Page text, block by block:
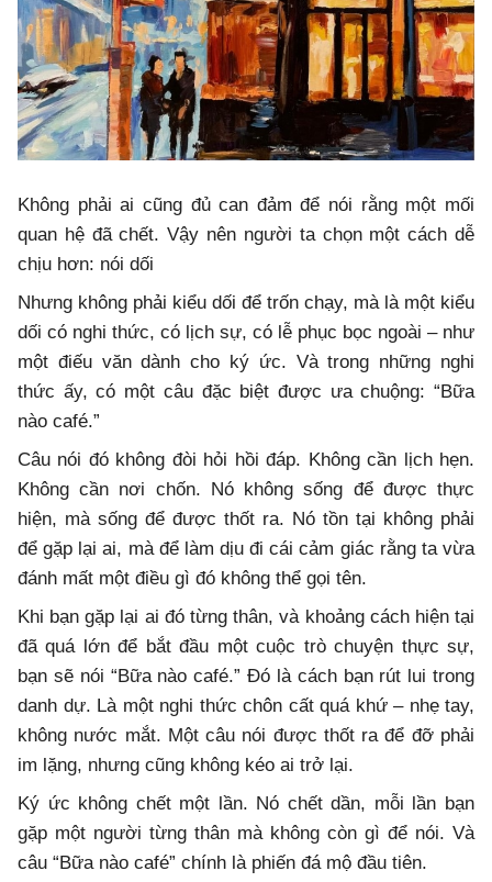
Không phải ai cũng đủ can đảm để nói rằng một mối
quan hệ đã chết. Vậy nên người ta chọn một cách dễ
chịu hơn: nói dối
Nhưng không phải kiểu dối để trốn chạy, mà là một kiểu
dối có nghi thức, có lịch sự, có lễ phục bọc ngoài – như
một điếu văn dành cho ký ức. Và trong những nghi
thức ấy, có một câu đặc biệt được ưa chuộng: “Bữa
nào café.”
Câu nói đó không đòi hỏi hồi đáp. Không cần lịch hẹn.
Không cần nơi chốn. Nó không sống để được thực
hiện, mà sống để được thốt ra. Nó tồn tại không phải
để gặp lại ai, mà để làm dịu đi cái cảm giác rằng ta vừa
đánh mất một điều gì đó không thể gọi tên.
Khi bạn gặp lại ai đó từng thân, và khoảng cách hiện tại
đã quá lớn để bắt đầu một cuộc trò chuyện thực sự,
bạn sẽ nói “Bữa nào café.” Đó là cách bạn rút lui trong
danh dự. Là một nghi thức chôn cất quá khứ – nhẹ tay,
không nước mắt. Một câu nói được thốt ra để đỡ phải
im lặng, nhưng cũng không kéo ai trở lại.
Ký ức không chết một lần. Nó chết dần, mỗi lần bạn
gặp một người từng thân mà không còn gì để nói. Và
câu “Bữa nào café” chính là phiến đá mộ đầu tiên.